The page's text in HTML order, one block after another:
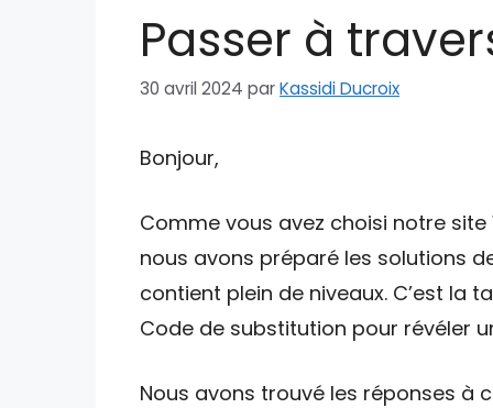
Passer à
30 avril 2024 parKassidi Ducroix
Bonjour,
Comme vous avez choisi notre
nous avons préparé les solutions
contient plein de niveaux. C’est la
Code de substitution pour révéler
Nous avons trouvé les réponses à